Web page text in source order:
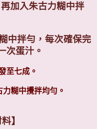
加入朱古力糊中拌
中拌勻，每次確保完
次蛋汁 。
至七成。
糊中攪拌均勻。
】